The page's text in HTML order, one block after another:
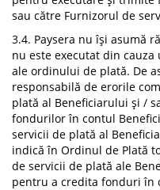
sau către Furnizorul de
3.4. Paysera nu își asumă
nu este executat din
ale ordinului de plată. De
responsabilă de erorile
plată al Beneficiarului și /
fondurilor în contul
servicii de plată al
indică în Ordinul de Plată
de servicii de plată ale
pentru a credita fonduri în